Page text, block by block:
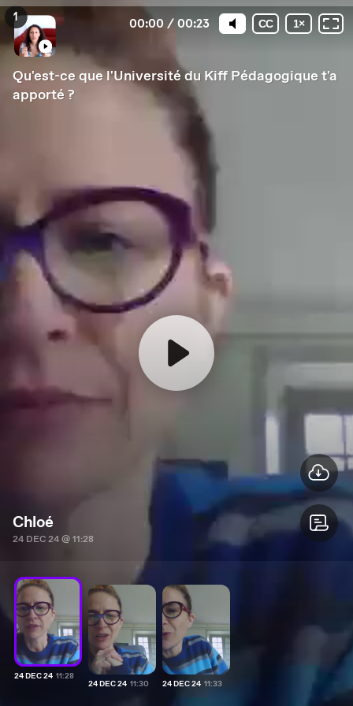
1
Qu'est-ce que l'Université du Kiff Pédagogique t'a
apporté ?
00:00 / 00:23 CC 1×
Chloé
24 DEC 24@11:28
24 DEC 24 11:33
24 DEC 24 11:30
24 DEC 24 11:28